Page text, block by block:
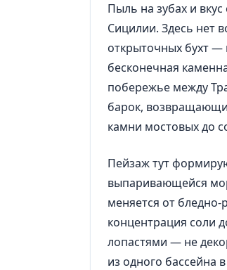
Пыль на зубах и
Сицилии. Здесь нет
открыточных бухт —
бесконечная
побережье между
барок,
камни мостовых до
Пейзаж тут
выпаривающейся
меняется от бледно-
концентрация соли
лопастями — не
из одного бассейна